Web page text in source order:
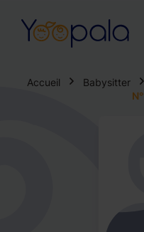
Accueil Babysitter